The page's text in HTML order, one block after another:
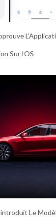
Sur IOS
Le